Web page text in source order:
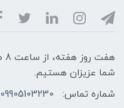
شما عزیزان هستیم.
شماره تماس:
09905103230